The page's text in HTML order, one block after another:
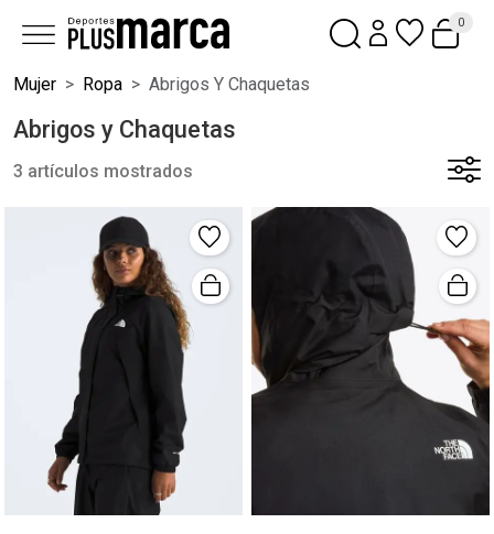
0
Mujer Ropa Abrigos Y Chaquetas
Abrigos y Chaquetas
3 artículos mostrados